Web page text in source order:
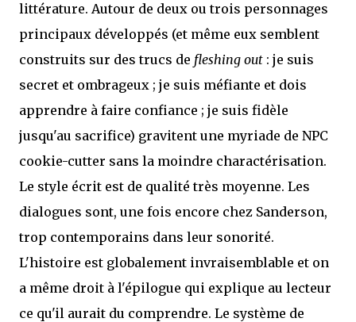
littérature. Autour de deux ou trois personnages
principaux développés (et même eux semblent
construits sur des trucs de fleshing out : je suis
secret et ombrageux ; je suis méfiante et dois
apprendre à faire confiance ; je suis fidèle
jusqu'au sacrifice) gravitent une myriade de NPC
cookie-cutter sans la moindre charactérisation.
Le style écrit est de qualité très moyenne. Les
dialogues sont, une fois encore chez Sanderson,
trop contemporains dans leur sonorité.
L'histoire est globalement invraisemblable et on
a même droit à l'épilogue qui explique au lecteur
ce qu'il aurait du comprendre. Le système de